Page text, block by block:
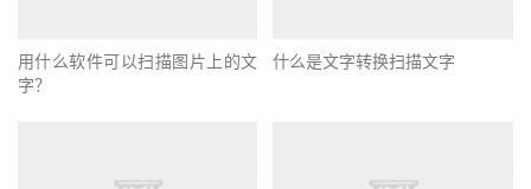
用什么软件可以扫描图片上的文
字？
什么是文字转换扫描文字